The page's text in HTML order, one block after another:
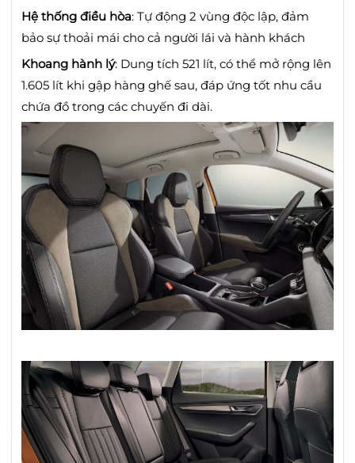
Hệ thống điều hòa: Tự động 2 vùng độc lập, đảm
bảo sự thoải mái cho cả người lái và hành khách
Khoang hành lý: Dung tích 521 lít, có thể mở rộng lên
1.605 lít khi gập hàng ghế sau, đáp ứng tốt nhu cầu
chứa đồ trong các chuyến đi dài.